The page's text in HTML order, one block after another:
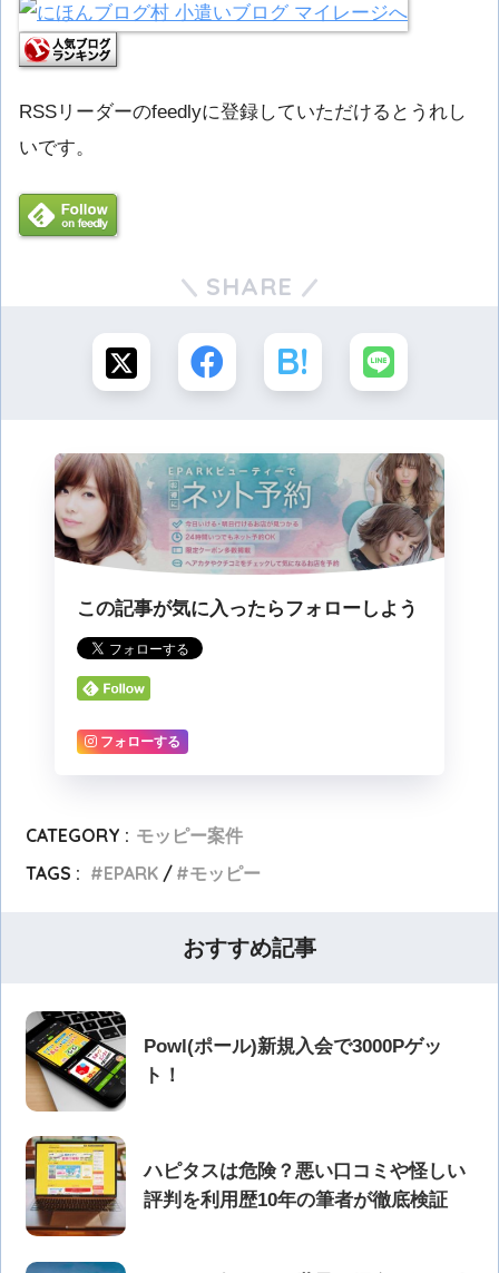
RSSリーダーのfeedlyに登録していただけるとうれし
いです。
SHARE
この記事が気に入ったらフォローしよう
フォローする
CATEGORY : モッピー案件
TAGS :
EPARK モッピー
おすすめ記事
Powl(ポール)新規入会で3000Pゲッ
ト！
ハピタスは危険？悪い口コミや怪しい
評判を利用歴10年の筆者が徹底検証